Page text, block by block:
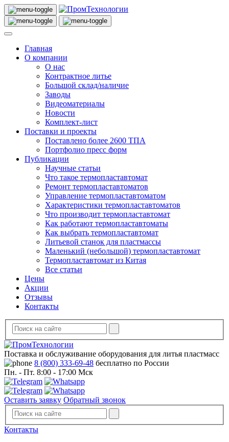
Главная
О компании
О нас
Контрактное литье
Большой склад/наличие
Заводы
Видеоматериалы
Новости
Комплект-лист
Поставки и проекты
Поставлено более 2600 ТПА
Портфолио пресс форм
Публикации
Научные статьи
Что такое термопластавтомат
Ремонт термопластавтоматов
Управление термопластавтоматом
Характеристики термопластавтоматов
Что производит термопластавтомат
Как работают термопластавтоматы
Как выбрать термопластавтомат
Литьевой станок для пластмассы
Маленький (небольшой) термопластавтомат
Термопластавтомат из Китая
Все статьи
Цены
Акции
Отзывы
Контакты
Поставка и обслуживание оборудования для литья пластмасс
8 (800) 333-69-48 бесплатно по России
Пн. - Пт. 8:00 - 17:00 Мск
Оставить заявку Обратный звонок
Контакты